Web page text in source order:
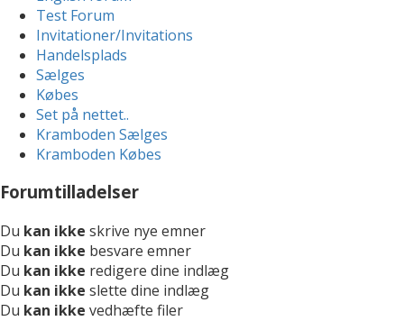
Test Forum
Invitationer/Invitations
Handelsplads
Sælges
Købes
Set på nettet..
Kramboden Sælges
Kramboden Købes
Forumtilladelser
Du kan ikke skrive nye emner
Du kan ikke besvare emner
Du kan ikke redigere dine indlæg
Du kan ikke slette dine indlæg
Du kan ikke vedhæfte filer